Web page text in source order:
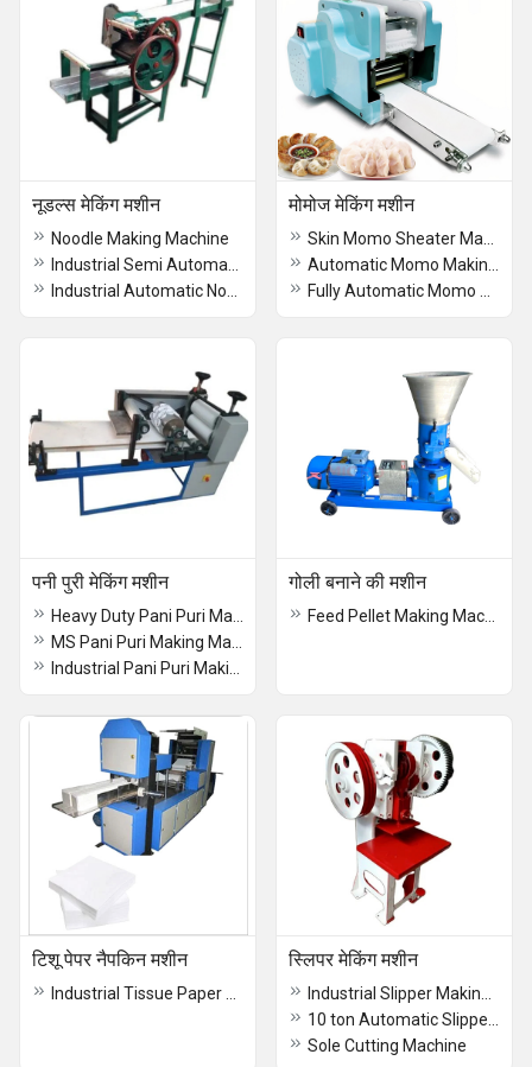
नूडल्स मेकिंग मशीन
Noodle Making Machine
मोमोज मेकिंग मशीन
पनी पुरी मेकिंग मशीन गोली बनाने की मशीन
टिशू पेपर नैपकिन मशीन स्लिपर मेकिंग मशीन
Sole Cutting Machine